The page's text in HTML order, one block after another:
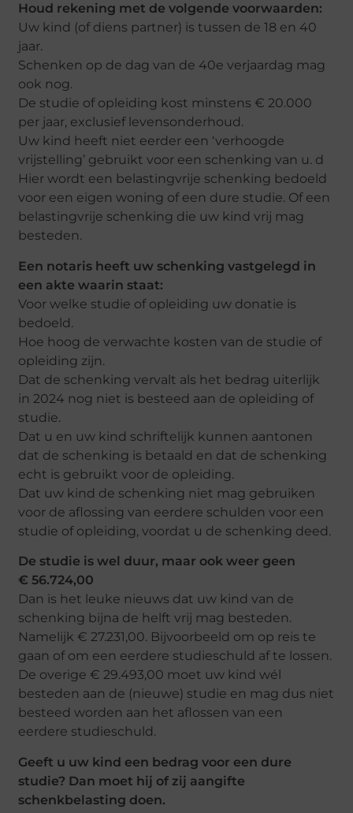
Houd rekening met de volgende voorwaarden:
Uw kind (of diens partner) is tussen de 18 en 40
jaar.
Schenken op de dag van de 40e verjaardag mag
ook nog.
De studie of opleiding kost minstens € 20.000
per jaar, exclusief levensonderhoud.
Uw kind heeft niet eerder een ‘verhoogde
vrijstelling’ gebruikt voor een schenking van u. d
Hier wordt een belastingvrije schenking bedoeld
voor een eigen woning of een dure studie. Of een
belastingvrije schenking die uw kind vrij mag
besteden.
Een notaris heeft uw schenking vastgelegd in
een akte waarin staat:
Voor welke studie of opleiding uw donatie is
bedoeld.
Hoe hoog de verwachte kosten van de studie of
opleiding zijn.
Dat de schenking vervalt als het bedrag uiterlijk
in 2024 nog niet is besteed aan de opleiding of
studie.
Dat u en uw kind schriftelijk kunnen aantonen
dat de schenking is betaald en dat de schenking
echt is gebruikt voor de opleiding.
Dat uw kind de schenking niet mag gebruiken
voor de aflossing van eerdere schulden voor een
studie of opleiding, voordat u de schenking deed.
De studie is wel duur, maar ook weer geen
€ 56.724,00
Dan is het leuke nieuws dat uw kind van de
schenking bijna de helft vrij mag besteden.
Namelijk € 27.231,00. Bijvoorbeeld om op reis te
gaan of om een eerdere studieschuld af te lossen.
De overige € 29.493,00 moet uw kind wél
besteden aan de (nieuwe) studie en mag dus niet
besteed worden aan het aflossen van een
eerdere studieschuld.
Geeft u uw kind een bedrag voor een dure
studie? Dan moet hij of zij aangifte
schenkbelasting doen.